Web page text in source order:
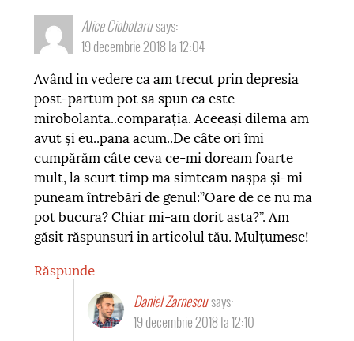
Alice Ciobotarusays:
19 decembrie 2018 la 12:04
Având in vedere ca am trecut prin depresia
post-partum pot sa spun ca este
mirobolanta..comparația. Aceeași dilema am
avut și eu..pana acum..De câte ori îmi
cumpărăm câte ceva ce-mi doream foarte
mult, la scurt timp ma simteam nașpa și-mi
puneam întrebări de genul:”Oare de ce nu ma
pot bucura? Chiar mi-am dorit asta?”. Am
găsit răspunsuri in articolul tău. Mulțumesc!
Răspunde
Daniel Zarnescusays:
19 decembrie 2018 la 12:10